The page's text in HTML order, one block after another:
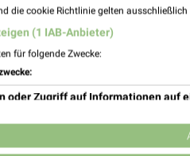
die cookie Richtlinie gelten
(1 IAB-Anbieter)
für folgende Zwecke:
oder Zugriff auf Informationen auf
Daten zur Auswahl von